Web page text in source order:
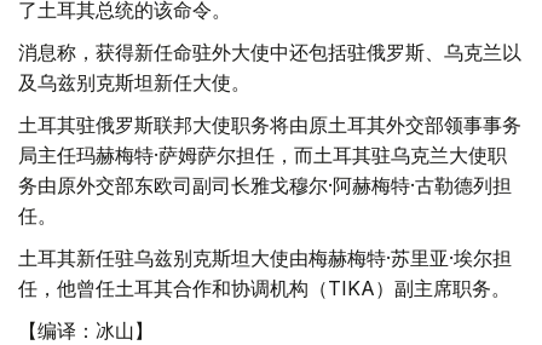
了土耳其总统的该命令。
消息称，获得新任命驻外大使中还包括驻俄罗斯、乌克兰以
及乌兹别克斯坦新任大使。
土耳其驻俄罗斯联邦大使职务将由原土耳其外交部领事事务
局主任玛赫梅特·萨姆萨尔担任，而土耳其驻乌克兰大使职
务由原外交部东欧司副司长雅戈穆尔·阿赫梅特·古勒德列担
任。
土耳其新任驻乌兹别克斯坦大使由梅赫梅特·苏里亚·埃尔担
任，他曾任土耳其合作和协调机构（TIKA）副主席职务。
【编译：冰山】